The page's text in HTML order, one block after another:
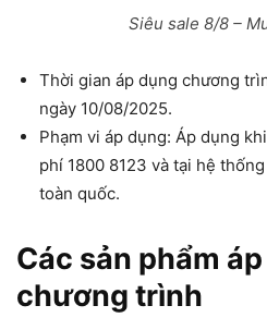
Siêu sale 8/8 –
Thời gian áp dụng chương
ngày 10/08/2025.
Phạm vi áp dụng: Áp dụng
phí 1800 8123 và tại hệ
toàn quốc.
Các sản phẩm
chương trình